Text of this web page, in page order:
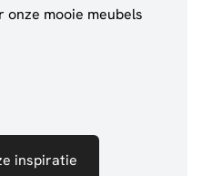
mooie meubels
inspiratie